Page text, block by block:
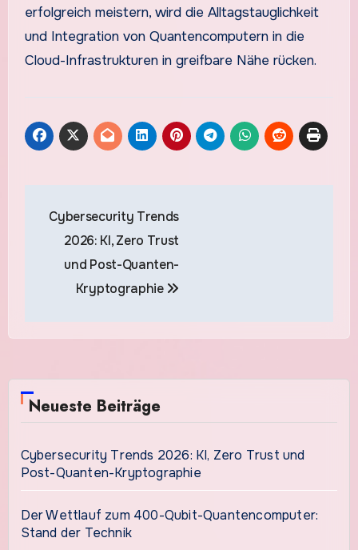
erfolgreich meistern, wird die Alltagstauglichkeit
und Integration von Quantencomputern in die
Cloud-Infrastrukturen in greifbare Nähe rücken.
Cybersecurity Trends
2026: KI, Zero Trust
und Post-Quanten-
Kryptographie
Neueste Beiträge
Cybersecurity Trends 2026: KI, Zero Trust und
Post-Quanten-Kryptographie
Der Wettlauf zum 400-Qubit-Quantencomputer:
Stand der Technik